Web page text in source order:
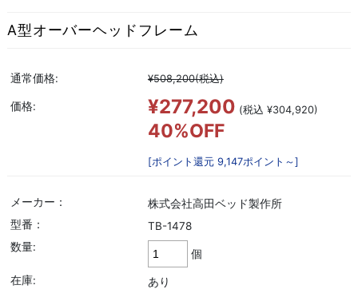
A型オーバーヘッドフレーム
通常価格: ¥508,200(税込)
価格: ¥277,200 (税込 ¥304,920)
40%OFF
[ポイント還元 9,147ポイント～]
メーカー：
株式会社高田ベッド製作所
型番：
TB-1478
数量:
個
在庫: あり